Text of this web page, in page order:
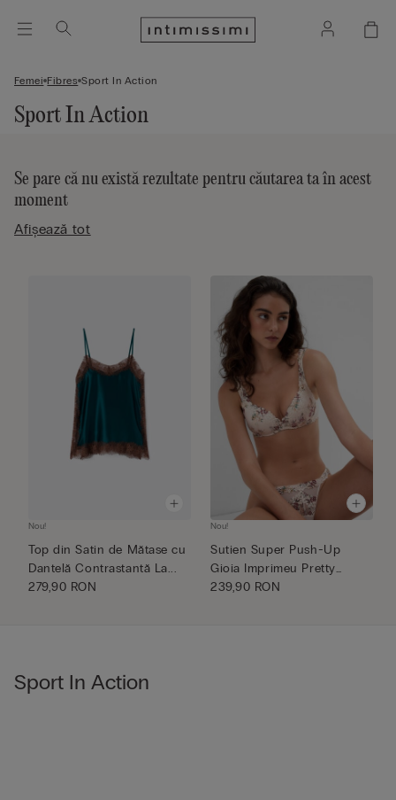
Femei Fibres Sport In Action
Sport In Action
Se pare că nu există rezultate pentru căutarea ta în acest
moment
Afișează tot
Nou!
Top din Satin de Mătase cu
Dantelă Contrastantă La...
279,90 RON
Nou!
Sutien Super Push-Up
Gioia Imprimeu Pretty
Flowers
239,90 RON
Sport In Action